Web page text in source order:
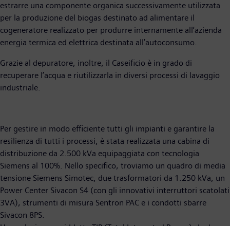
estrarre una componente organica successivamente utilizzata
per la produzione del biogas destinato ad alimentare il
cogeneratore realizzato per produrre internamente all’azienda
energia termica ed elettrica destinata all’autoconsumo.
Grazie al depuratore, inoltre, il Caseificio è in grado di
recuperare l’acqua e riutilizzarla in diversi processi di lavaggio
industriale.
Per gestire in modo efficiente tutti gli impianti e garantire la
resilienza di tutti i processi, è stata realizzata una cabina di
distribuzione da 2.500 kVa equipaggiata con tecnologia
Siemens al 100%. Nello specifico, troviamo un quadro di media
tensione Siemens Simotec, due trasformatori da 1.250 kVa, un
Power Center Sivacon S4 (con gli innovativi interruttori scatolati
3VA), strumenti di misura Sentron PAC e i condotti sbarre
Sivacon 8PS.